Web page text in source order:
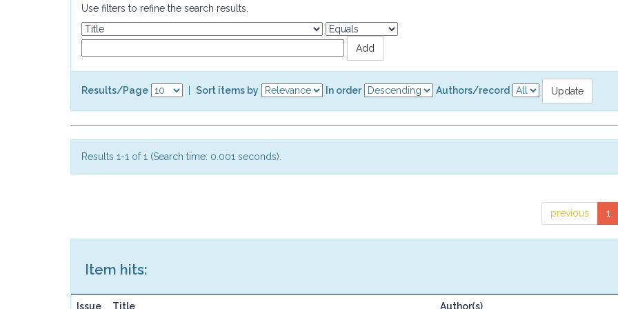
Use filters to refine the search results.
Results/Page Sort items by In order Authors/record
Results 1-1 of 1 (Search time: 0.001 seconds).
previous 1
Item hits:
Issue Title Author(s)